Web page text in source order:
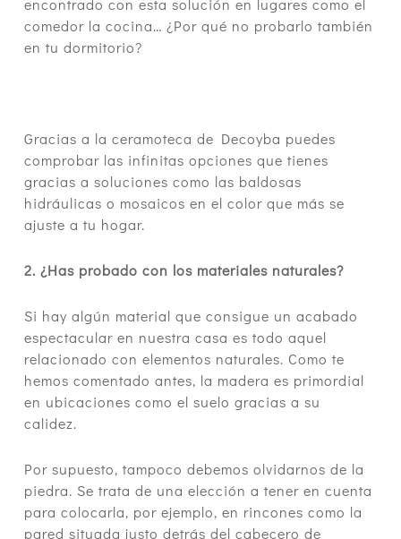
encontrado con esta solución en lugares como el
comedor la cocina… ¿Por qué no probarlo también
en tu dormitorio?
Gracias a la ceramoteca de Decoyba puedes
comprobar las infinitas opciones que tienes
gracias a soluciones como las baldosas
hidráulicas o mosaicos en el color que más se
ajuste a tu hogar.
2. ¿Has probado con los materiales naturales?
Si hay algún material que consigue un acabado
espectacular en nuestra casa es todo aquel
relacionado con elementos naturales. Como te
hemos comentado antes, la madera es primordial
en ubicaciones como el suelo gracias a su
calidez.
Por supuesto, tampoco debemos olvidarnos de la
piedra. Se trata de una elección a tener en cuenta
para colocarla, por ejemplo, en rincones como la
pared situada justo detrás del cabecero de